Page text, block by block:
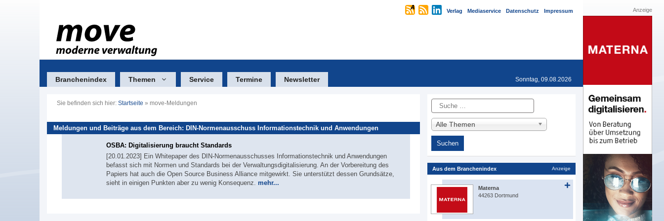
Verlag Mediaservice Datenschutz Impressum
Branchenindex Themen Service Termine Newsletter Sonntag, 09.08.2026
Sie befinden sich hier: Startseite » move-Meldungen
Meldungen und Beiträge aus dem Bereich: DIN-Normenausschuss Informationstechnik und Anwendungen
OSBA: Digitalisierung braucht Standards
[20.01.2023] Ein Whitepaper des DIN-Normenausschusses Informationstechnik und Anwendungen
befasst sich mit Normen und Standards bei der Verwaltungsdigitalisierung. An der Vorbereitung des
Papiers hat auch die Open Source Business Alliance mitgewirkt. Sie unterstützt dessen Grundsätze,
sieht in einigen Punkten aber zu wenig Konsequenz. mehr...
Suche
Alle Themen
Aus dem Branchenindex Anzeige
Materna
44263 Dortmund
Anzeige